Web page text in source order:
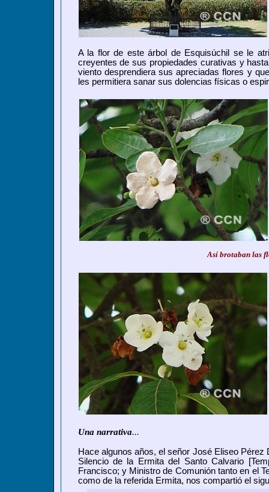
A la flor de este árbol de Esquisúchil se le
creyentes de sus propiedades curativas y
viento desprendiera sus apreciadas flores y
les permitiera sanar sus dolencias físicas o
Así brotaban las
Una narrativa...
Hace algunos años,el señor José Eliseo Pérez
Silencio de la Ermita del Santo Calvario
Francisco; y Ministro de Comunión tanto en el
como de la referida Ermita, nos compartió el